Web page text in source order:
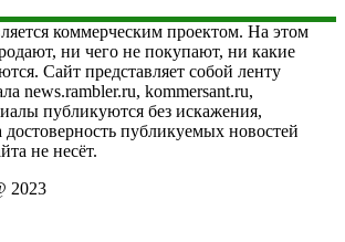
коммерческим проектом. На этом
ни чего не покупают, ни какие
Сайт представляет собой ленту
news.rambler.ru, kommersant.ru,
публикуются без искажения,
достоверность публикуемых новостей
не несёт.
2023